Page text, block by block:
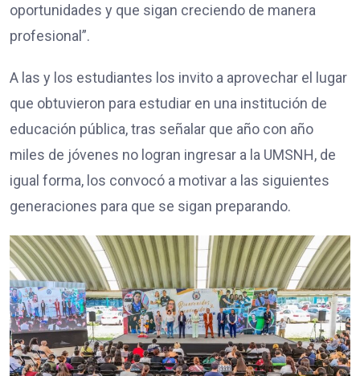
oportunidades y que sigan creciendo de manera
profesional”.
A las y los estudiantes los invito a aprovechar el lugar
que obtuvieron para estudiar en una institución de
educación pública, tras señalar que año con año
miles de jóvenes no logran ingresar a la UMSNH, de
igual forma, los convocó a motivar a las siguientes
generaciones para que se sigan preparando.